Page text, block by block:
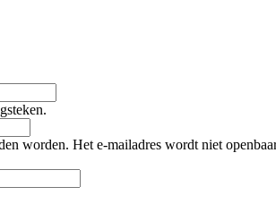
worden. Het e-mailadres wordt niet